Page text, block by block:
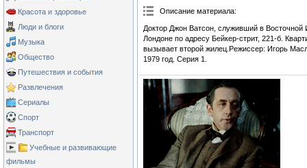
Красота и здоровье
Люди и блоги
Музыка
Общество
Путешествия и события
Развлечения
Сериалы
Спорт
Транспорт
Учебные и развивающие
фильмы
Описание материала:
Доктор Джон Ватсон, служивший в Восточной
Лондоне по адресу Бейкер-стрит, 221-б.
вызывает второй жилец.Режиссер: Игорь
1979 год. Серия 1.